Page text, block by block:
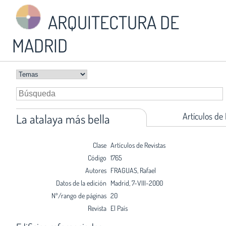
ARQUITECTURA DE
MADRID
La atalaya más bella Artículos de
Clase Artículos de Revistas
Código 1765
Autores FRAGUAS, Rafael
Datos de la edición Madrid, 7-VIII-2000
Nº/rango de páginas 20
Revista El País